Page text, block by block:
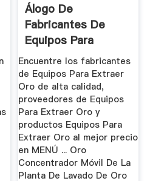
Álogo De
Fabricantes De
Equipos Para
Extraer Oro De ...
Encuentre los fabricantes
de Equipos Para Extraer
Oro de alta calidad,
proveedores de Equipos
Para Extraer Oro y
productos Equipos Para
Extraer Oro al mejor precio
en MENÚ ... Oro
Concentrador Móvil De La
Planta De Lavado De Oro